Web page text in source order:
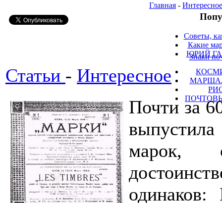
Советы,
Какие
ЮРИЙ
Главная - Интересное
Знаки
Статьи - Интересное
Почти за
марок,
одинаков: